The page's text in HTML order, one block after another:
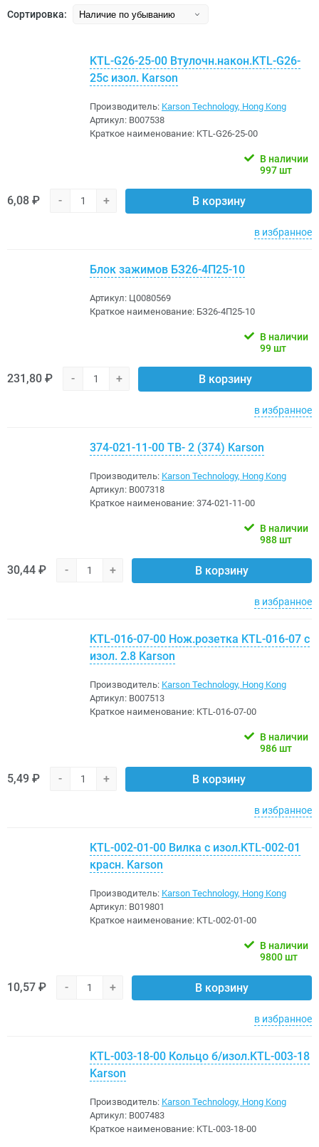
Сортировка:
KTL-G26-25-00 Втулочн.након.KTL-G26-
25с изол. Karson
Производитель: Karson Technology, Hong Kong
Артикул: B007538
Краткое наименование: KTL-G26-25-00
В наличии
997 шт
6,08 ₽ - + В корзину
в избранное
Блок зажимов БЗ26-4П25-10
Артикул: Ц0080569
Краткое наименование: БЗ26-4П25-10
В наличии
99 шт
231,80 ₽ - + В корзину
в избранное
374-021-11-00 ТВ- 2 (374) Karson
Производитель: Karson Technology, Hong Kong
Артикул: B007318
Краткое наименование: 374-021-11-00
В наличии
988 шт
30,44 ₽ - + В корзину
в избранное
KTL-016-07-00 Нож.розетка KTL-016-07 с
изол. 2.8 Karson
Производитель: Karson Technology, Hong Kong
Артикул: B007513
Краткое наименование: KTL-016-07-00
В наличии
986 шт
5,49 ₽ - + В корзину
в избранное
KTL-002-01-00 Вилка с изол.KTL-002-01
красн. Karson
Производитель: Karson Technology, Hong Kong
Артикул: B019801
Краткое наименование: KTL-002-01-00
В наличии
9800 шт
10,57 ₽ - + В корзину
в избранное
KTL-003-18-00 Кольцо б/изол.KTL-003-18
Karson
Производитель: Karson Technology, Hong Kong
Артикул: B007483
Краткое наименование: KTL-003-18-00